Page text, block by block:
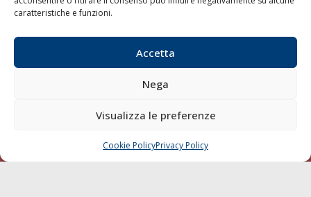
caratteristiche e funzioni.
Accetta
Nega
Visualizza le preferenze
Cookie PolicyPrivacy Policy
Trasporti
Sostenibilità
Compagnie di Navigazione
Blue economy
Diporto
Contatti
CHIAMA SCRIVI